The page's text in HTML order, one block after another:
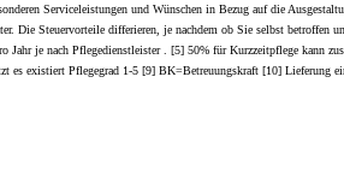
Serviceleistungen und Wünschen in Bezug auf die
Die Steuervorteile differieren, je nachdem ob Sie selbst
Jahr je nach Pflegedienstleister . [5] 50% für Kurzzeitpflege
es existiert Pflegegrad 1-5 [9] BK=Betreuungskraft [10]